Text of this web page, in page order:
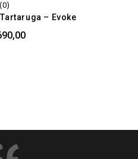
(0)
– Evoke